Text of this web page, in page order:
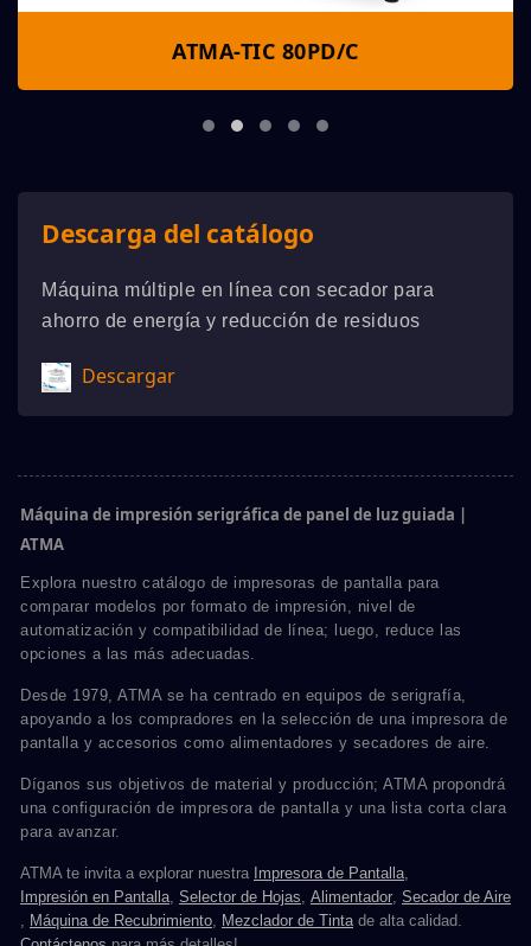
ATMA-TIC 80PD/C
Descarga del catálogo
Máquina múltiple en línea con secador para
ahorro de energía y reducción de residuos
Descargar
Máquina de impresión serigráfica de panel de luz guiada |
ATMA
Explora nuestro catálogo de impresoras de pantalla para
comparar modelos por formato de impresión, nivel de
automatización y compatibilidad de línea; luego, reduce las
opciones a las más adecuadas.
Desde 1979, ATMA se ha centrado en equipos de serigrafía,
apoyando a los compradores en la selección de una impresora de
pantalla y accesorios como alimentadores y secadores de aire.
Díganos sus objetivos de material y producción; ATMA propondrá
una configuración de impresora de pantalla y una lista corta clara
para avanzar.
ATMA te invita a explorar nuestra Impresora de Pantalla
Impresión en Pantalla Selector de Hojas Alimentador Secador de Aire
Máquina de Recubrimiento Mezclador de Tinta de alta calidad.